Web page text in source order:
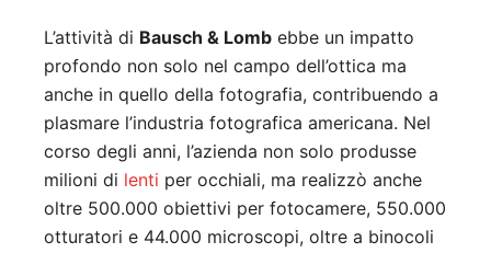
L’attività di Bausch & Lomb ebbe un impatto
profondo non solo nel campo dell’ottica ma
anche in quello della fotografia, contribuendo a
plasmare l’industria fotografica americana. Nel
corso degli anni, l’azienda non solo produsse
milioni di lenti per occhiali, ma realizzò anche
oltre 500.000 obiettivi per fotocamere, 550.000
otturatori e 44.000 microscopi, oltre a binocoli